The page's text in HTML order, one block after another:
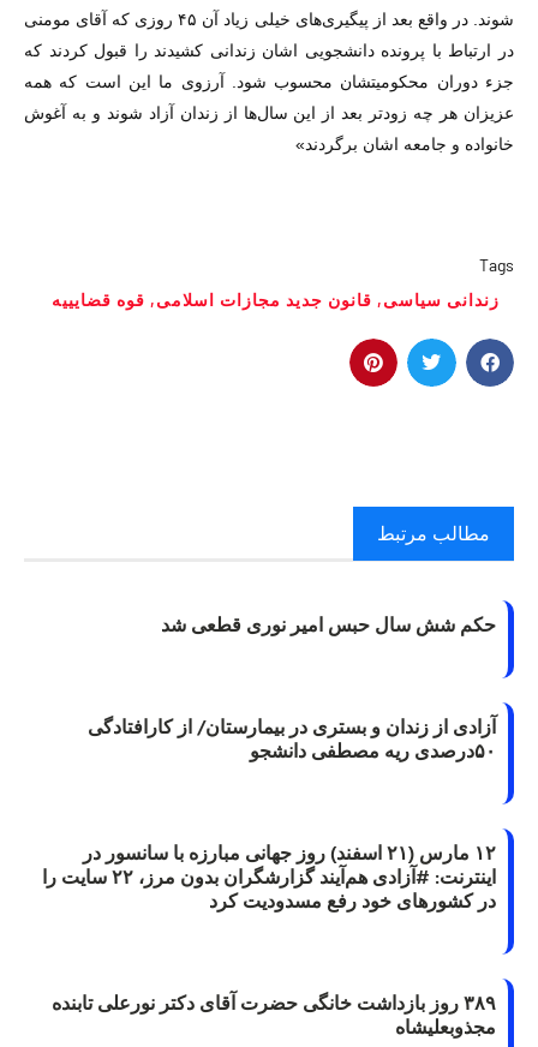
شوند. در واقع بعد از پیگیری‌های خیلی زیاد آن ۴۵ روزی که آقای مومنی
در ارتباط با پرونده دانشجویی اشان زندانی کشیدند را قبول کردند که
جزء دوران محکومیتشان محسوب شود. آرزوی ما این است که همه
عزیزان هر چه زود‌تر بعد از این سال‌ها از زندان آزاد شوند و به آغوش
خانواده و جامعه اشان برگردند»
Tags
زندانی سیاسی, قانون جدید مجازات اسلامی, قوه قضایییه
مطالب مرتبط
حکم شش سال حبس امیر نوری قطعی شد
آزادی از زندان و بستری در بیمارستان/ از کارافتادگی
۵۰درصدی ریه مصطفی دانشجو
۱۲ مارس (۲۱ اسفند) روز جهانی مبارزه با سانسور در
اینترنت: #آزادی هم‌آیند گزارشگران‌ بدون مرز، ۲۲ سایت را
در کشورهای خود رفع مسدودیت کرد
۳۸۹ روز بازداشت خانگی حضرت آقای دکتر نورعلی تابنده
مجذوبعلیشاه